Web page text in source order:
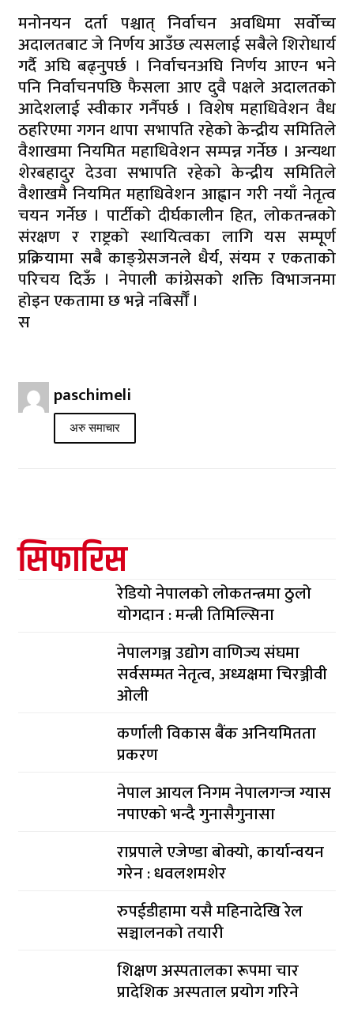
मनोनयन दर्ता पश्चात् निर्वाचन अवधिमा सर्वोच्च
अदालतबाट जे निर्णय आउँछ त्यसलाई सबैले शिरोधार्य
गर्दै अघि बढ्नुपर्छ । निर्वाचनअघि निर्णय आएन भने
पनि निर्वाचनपछि फैसला आए दुवै पक्षले अदालतको
आदेशलाई स्वीकार गर्नैपर्छ । विशेष महाधिवेशन वैध
ठहरिएमा गगन थापा सभापति रहेको केन्द्रीय समितिले
वैशाखमा नियमित महाधिवेशन सम्पन्न गर्नेछ । अन्यथा
शेरबहादुर देउवा सभापति रहेको केन्द्रीय समितिले
वैशाखमै नियमित महाधिवेशन आह्वान गरी नयाँ नेतृत्व
चयन गर्नेछ । पार्टीको दीर्घकालीन हित, लोकतन्त्रको
संरक्षण र राष्ट्रको स्थायित्वका लागि यस सम्पूर्ण
प्रक्रियामा सबै काङ्ग्रेसजनले धैर्य, संयम र एकताको
परिचय दिऊँ । नेपाली कांग्रेसको शक्ति विभाजनमा
होइन एकतामा छ भन्ने नबिर्सौँ ।
स
paschimeli
अरु समाचार
सिफारिस
रेडियो नेपालको लोकतन्त्रमा ठुलो
योगदान : मन्त्री तिमिल्सिना
नेपालगञ्ज उद्योग वाणिज्य संघमा
सर्वसम्मत नेतृत्व, अध्यक्षमा चिरञ्जीवी
ओली
कर्णाली विकास बैंक अनियमितता
प्रकरण
नेपाल आयल निगम नेपालगन्ज ग्यास
नपाएको भन्दै गुनासैगुनासा
राप्रपाले एजेण्डा बोक्यो, कार्यान्वयन
गरेन : धवलशमशेर
रुपईडीहामा यसै महिनादेखि रेल
सञ्चालनको तयारी
शिक्षण अस्पतालका रूपमा चार
प्रादेशिक अस्पताल प्रयोग गरिने